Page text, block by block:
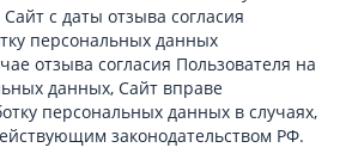
с даты отзыва согласия
персональных данных
отзыва согласия Пользователя на
данных, Сайт вправе
персональных данных в случаях,
законодательством РФ.